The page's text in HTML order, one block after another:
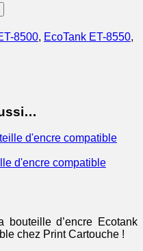
8500, EcoTank ET-8550,
d'encre compatible
bouteille d’encre Ecotank
chez Print Cartouche !